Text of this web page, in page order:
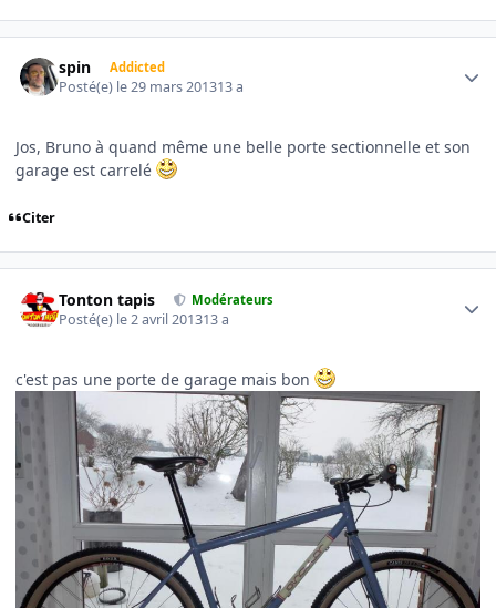
spin Addicted
Posté(e) le 29 mars 201313 a
Jos, Bruno à quand même une belle porte sectionnelle et son
garage est carrelé
Citer
Tonton tapis Modérateurs
Posté(e) le 2 avril 201313 a
c'est pas une porte de garage mais bon